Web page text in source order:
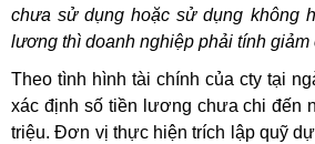
chưa sử dụng hoặc sử dụng không
lương thì doanh nghiệp phải tính giảm
Theo tình hình tài chính của cty tại
xác định số tiền lương chưa chi đến
triệu. Đơn vị thực hiện trích lập quỹ